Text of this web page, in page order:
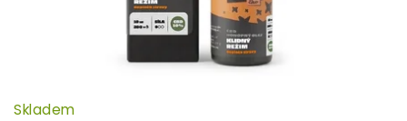
Skladem